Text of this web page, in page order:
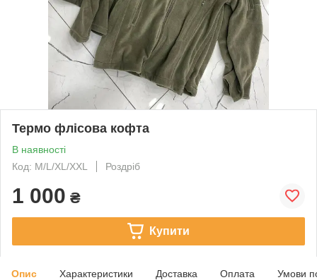
Термо флісова кофта
В наявності
Код: M/L/XL/XXL
Роздріб
1 000 ₴
Купити
Опис Характеристики Доставка Оплата Умови